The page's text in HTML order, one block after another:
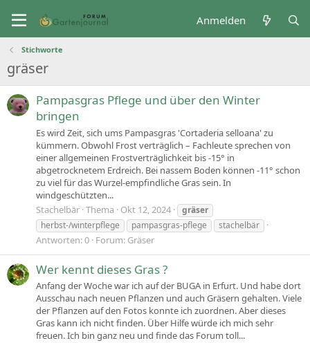
Anmelden
Stichworte
gräser
Pampasgras Pflege und über den Winter
bringen
Es wird Zeit, sich ums Pampasgras 'Cortaderia selloana' zu
kümmern. Obwohl Frost verträglich – Fachleute sprechen von
einer allgemeinen Frostverträglichkeit bis -15° in
abgetrocknetem Erdreich. Bei nassem Boden können -11° schon
zu viel für das Wurzel-empfindliche Gras sein. In
windgeschützten...
Stachelbär Thema Okt 12, 2024
gräser
herbst-/winterpflege
pampasgras-pflege stachelbär
Antworten: 0 Forum: Gräser
Wer kennt dieses Gras ?
Anfang der Woche war ich auf der BUGA in Erfurt. Und habe dort
Ausschau nach neuen Pflanzen und auch Gräsern gehalten. Viele
der Pflanzen auf den Fotos konnte ich zuordnen. Aber dieses
Gras kann ich nicht finden. Über Hilfe würde ich mich sehr
freuen. Ich bin ganz neu und finde das Forum toll...